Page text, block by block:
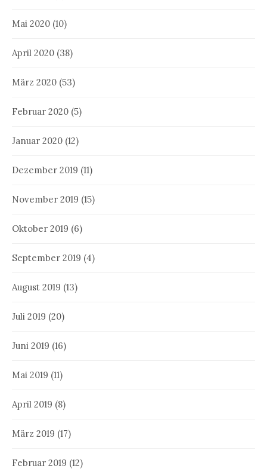
Mai 2020 (10)
April 2020 (38)
März 2020 (53)
Februar 2020 (5)
Januar 2020 (12)
Dezember 2019 (11)
November 2019 (15)
Oktober 2019 (6)
September 2019 (4)
August 2019 (13)
Juli 2019 (20)
Juni 2019 (16)
Mai 2019 (11)
April 2019 (8)
März 2019 (17)
Februar 2019 (12)